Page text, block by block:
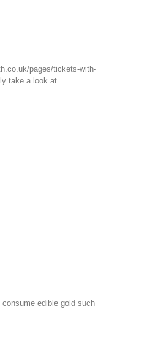
pages/tickets-with-
take a look at
edible gold such